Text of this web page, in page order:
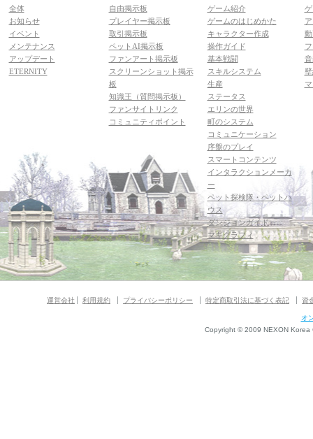
全体
お知らせ
イベント
メンテナンス
アップデート
ETERNITY
自由掲示板
プレイヤー掲示板
取引掲示板
ペットAI掲示板
ファンアート掲示板
スクリーンショット掲示
板
知識王（質問掲示板）
ファンサイトリンク
コミュニティポイント
ゲーム紹介
ゲームのはじめかた
キャラクター作成
操作ガイド
基本戦闘
スキルシステム
生産
ステータス
エリンの世界
町のシステム
コミュニケーション
序盤のプレイ
スマートコンテンツ
インタラクションメーカ
ー
ペット探検隊・ペットハ
ウス
ダンジョンガイド
マギグラフィ
運営会社 利用規約 プライバシーポリシー 特定商取引法に基づく表記 資
オ
Copyright © 2009 NEXON Korea